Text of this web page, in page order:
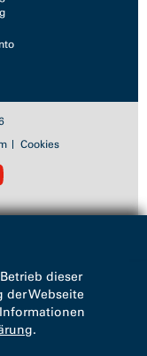
Cookies
dieser
Webseite
.